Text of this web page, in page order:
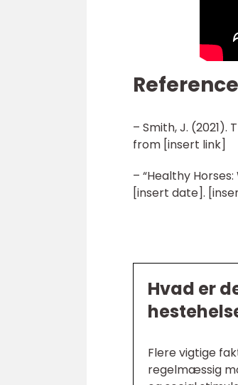
– Smith, J.
from [insert link]
– “Healthy
[insert date].
Hvad er
Flere vigtige
regelmæssig